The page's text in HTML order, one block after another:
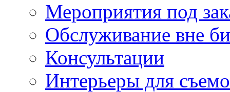
Мероприятия под
Обслуживание вне
Консультации
Интерьеры для